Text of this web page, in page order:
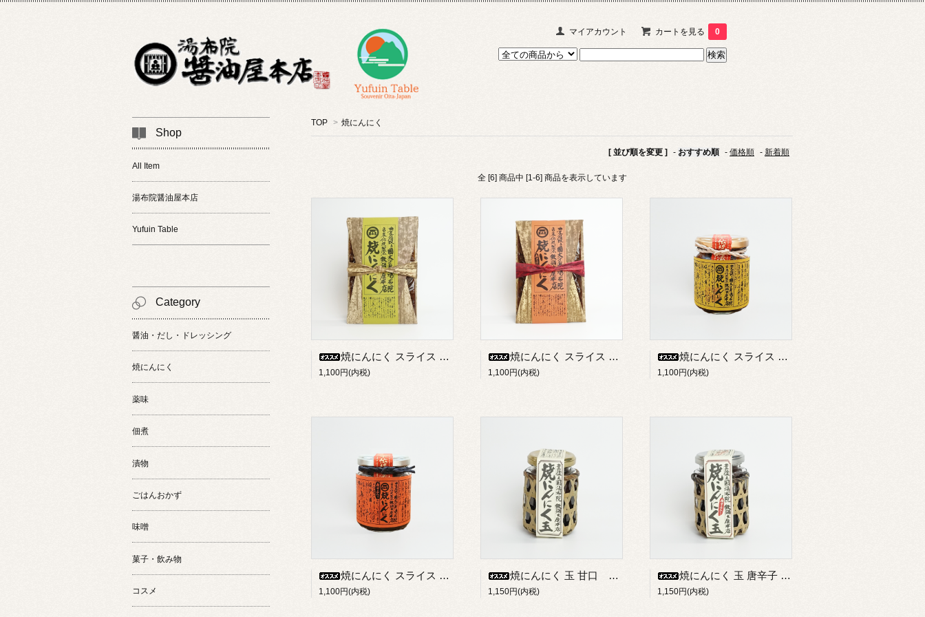
マイアカウント カートを見る 0
TOP > 焼にんにく
[ 並び順を変更 ] - おすすめ順 - 価格順 - 新着順
全 [6] 商品中 [1-6] 商品を表示しています
焼にんにく スライス 甘口【袋入り】 150g
1,100円(内税)
焼にんにく スライス 唐辛子【袋入り】 150g
1,100円(内税)
焼にんにく スライス 甘口 130g
1,100円(内税)
焼にんにく スライス 唐辛子 130g
1,100円(内税)
焼にんにく 玉 甘口 140g
1,150円(内税)
焼にんにく 玉 唐辛子 140g
1,150円(内税)
Shop
All Item
湯布院醤油屋本店
Yufuin Table
Category
醤油・だし・ドレッシング
焼にんにく
薬味
佃煮
漬物
ごはんおかず
味噌
菓子・飲み物
コスメ